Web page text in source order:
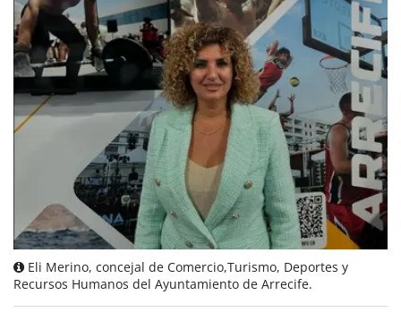
Eli Merino, concejal de Comercio,Turismo, Deportes y
Recursos Humanos del Ayuntamiento de Arrecife.